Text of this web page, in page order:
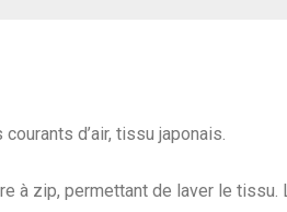
d’air, tissu japonais.
à zip, permettant de laver le